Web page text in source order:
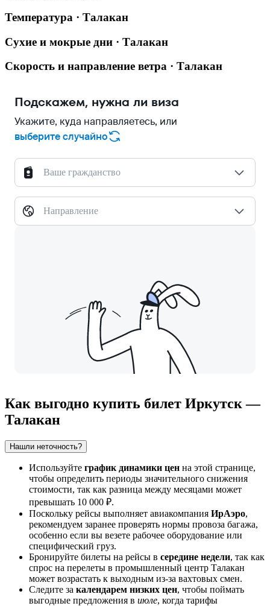
Температура · Талакан
Сухие и мокрые дни · Талакан
Скорость и направление ветра · Талакан
Подскажем, нужна ли виза
Укажите, куда направляетесь, или
выберите случайно
Ваше гражданство
Направление
Как выгодно купить билет Иркутск —
Талакан
Нашли неточность?
Используйте график динамики цен на этой странице,
чтобы определить периоды значительного снижения
стоимости, так как разница между месяцами может
превышать 10 000 ₽.
Поскольку рейсы выполняет авиакомпания ИрАэро,
рекомендуем заранее проверять нормы провоза багажа,
особенно если вы везете рабочее оборудование или
специфический груз.
Бронируйте билеты на рейсы в середине недели, так как
спрос на перелеты в промышленный центр Талакан
может возрастать к выходным из-за вахтовых смен.
Следите за календарем низких цен, чтобы поймать
выгодные предложения в июле, когда тарифы